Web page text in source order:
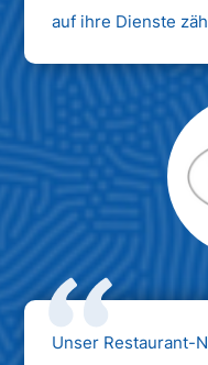
auf ihre Dienste
Unser Restaurant-